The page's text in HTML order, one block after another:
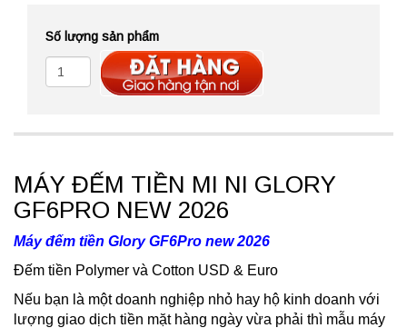
Số lượng sản phẩm
MÁY ĐẾM TIỀN MI NI GLORY
GF6PRO NEW 2026
Máy đếm tiền Glory GF6Pro new 2026
Đếm tiền Polymer và Cotton USD & Euro
Nếu bạn là một doanh nghiệp nhỏ hay hộ kinh doanh với
lượng giao dịch tiền mặt hàng ngày vừa phải thì mẫu máy